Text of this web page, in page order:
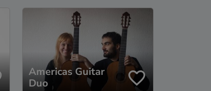
Americas Guitar
Duo